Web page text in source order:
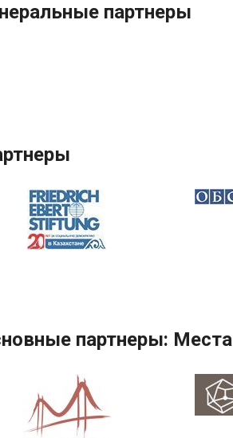
партнеры
партнеры: